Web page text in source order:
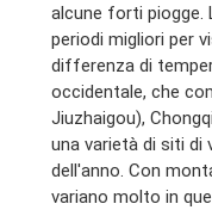
alcune forti piogge.
periodi migliori per
differenza di
occidentale, che
Jiuzhaigou),
una varietà di siti di
dell'anno. Con
variano molto in